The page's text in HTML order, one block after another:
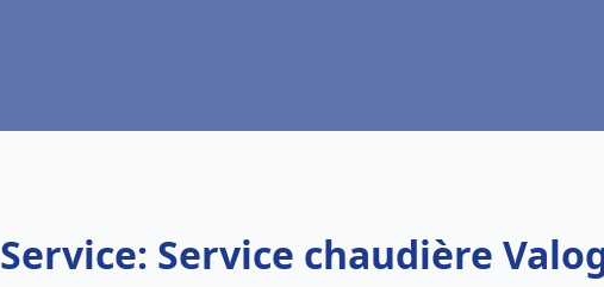
Service: Service chaudière